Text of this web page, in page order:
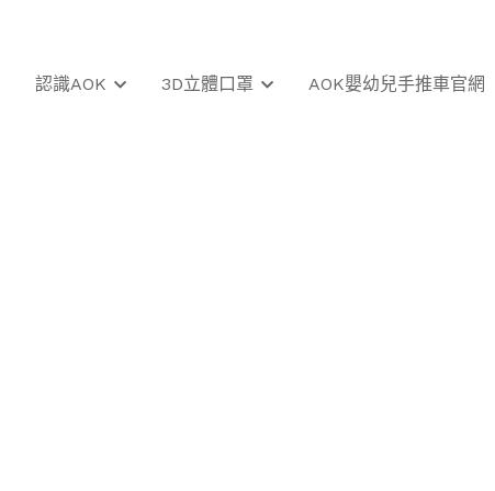
認識AOK 3D立體口罩 AOK嬰幼兒手推車官網